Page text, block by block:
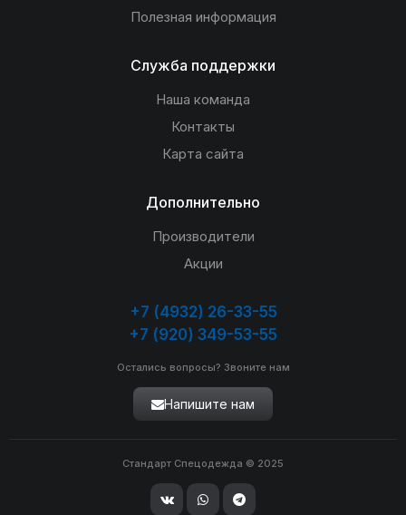
Полезная информация
Служба поддержки
Наша команда
Контакты
Карта сайта
Дополнительно
Производители
Акции
+7 (4932) 26-33-55
+7 (920) 349-53-55
Остались вопросы? Звоните нам
Напишите нам
Стандарт Спецодежда © 2025